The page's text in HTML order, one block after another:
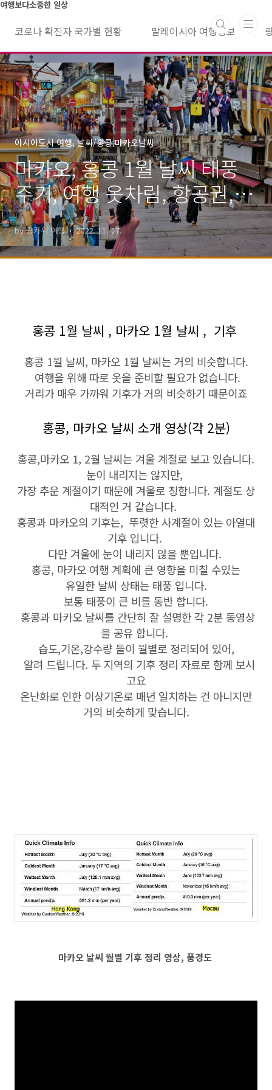
본문 바로가기
여행보다소중한 일상
코로나 확진자 국가별 현황 말레이시아 여행정보
아시아도시 여행, 날씨/홍콩,마카오날씨
마카오, 홍콩 1월 날씨 태풍
주기, 여행 옷차림, 항공권, 유
심 가격 23년
by 랑카위 여행 2022. 11. 27.
홍콩 1월 날씨 , 마카오 1월 날씨 , 기후
홍콩 1월 날씨, 마카오 1월 날씨는 거의 비슷합니다.
여행을 위해 따로 옷을 준비할 필요가 없습니다.
거리가 매우 가까워 기후가 거의 비슷하기 때문이죠
홍콩, 마카오 날씨 소개 영상(각 2분)
홍콩,마카오 1, 2월 날씨는 겨울 계절로 보고 있습니다.
눈이 내리지는 않지만,
가장 추운 계절이기 때문에 겨울로 칭함니다. 계절도 상
대적인 거 같습니다.
홍콩과 마카오의 기후는, 뚜렷한 사계절이 있는 아열대
기후 입니다.
다만 겨울에 눈이 내리지 않을 뿐입니다.
홍콩, 마카오 여행 계획에 큰 영향을 미칠 수있는
유일한 날씨 상태는 태풍 입니다.
보통 태풍이 큰 비를 동반 합니다.
홍콩과 마카오 날씨를 간단히 잘 설명한 각 2분 동영상
을 공유 합니다.
습도,기온,강수량 들이 월별로 정리되어 있어,
알려 드립니다. 두 지역의 기후 정리 자료로 함께 보시
고요
온난화로 인한 이상기온로 매년 일치하는 건 아니지만
거의 비슷하게 맞습니다.
마카오 날씨 월별 기후 정리 영상, 풍경도